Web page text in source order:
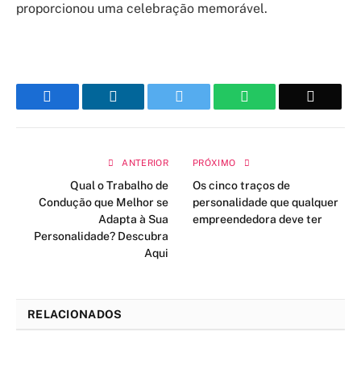
proporcionou uma celebração memorável.
WhatsApp
ANTERIOR
Qual o Trabalho de
Condução que Melhor se
Adapta à Sua
Personalidade? Descubra
Aqui
PRÓXIMO
Os cinco traços de
personalidade que qualquer
empreendedora deve ter
RELACIONADOS